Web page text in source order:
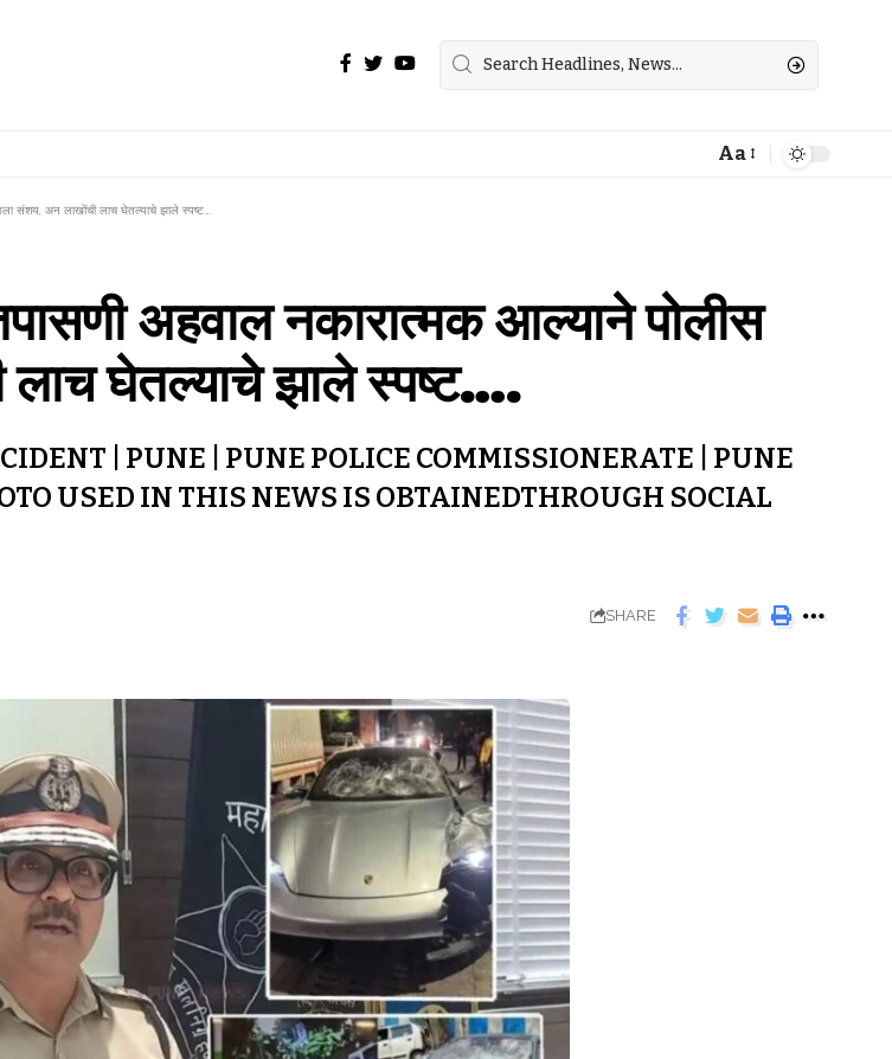
Aa
संशय, अन लाखोंची लाच घेतल्याचे झाले स्पष्ट….
अहवाल नकारात्मक आल्याने पोलीस
घेतल्याचे झाले स्पष्ट….
| PUNE | PUNE POLICE COMMISSIONERATE | PUNE
USED IN THIS NEWS IS OBTAINEDTHROUGH SOCIAL
SHARE